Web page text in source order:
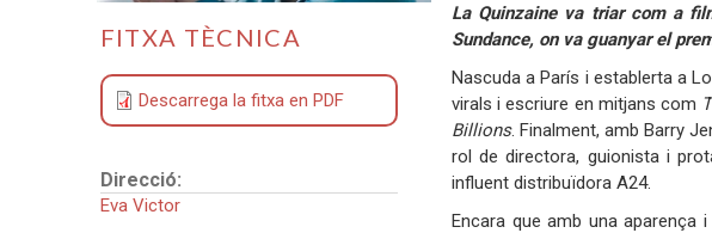
FITXA TÈCNICA
Descarrega la fitxa en PDF
Direcció:
Eva Victor
La Quinzaine va triar com a
Sundance, on va guanyar el
Nascuda a París i establerta a
virals i escriure en mitjans com
Billions. Finalment, amb Barry
rol de directora, guionista i
influent distribuïdora A24.
Encara que amb una aparença